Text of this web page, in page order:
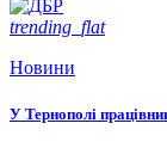
trending_flat
Новини
У Тернополі